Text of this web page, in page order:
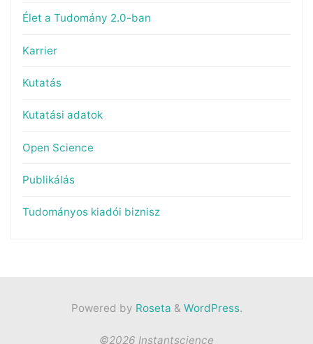
Élet a Tudomány 2.0-ban
Karrier
Kutatás
Kutatási adatok
Open Science
Publikálás
Tudományos kiadói biznisz
Powered by Roseta & WordPress.
©2026 Instantscience